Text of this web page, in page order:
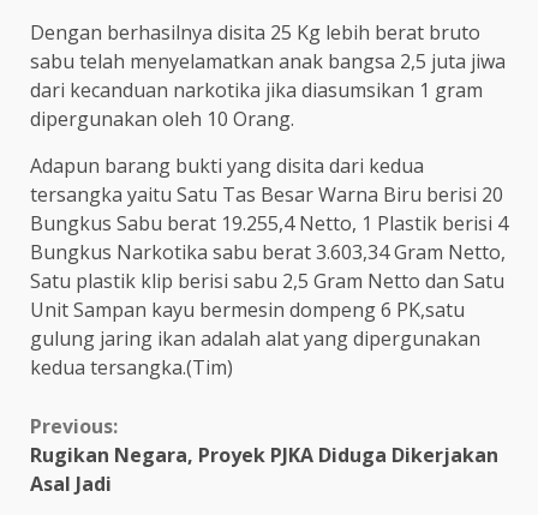
Dengan berhasilnya disita 25 Kg lebih berat bruto
sabu telah menyelamatkan anak bangsa 2,5 juta jiwa
dari kecanduan narkotika jika diasumsikan 1 gram
dipergunakan oleh 10 Orang.
Adapun barang bukti yang disita dari kedua
tersangka yaitu Satu Tas Besar Warna Biru berisi 20
Bungkus Sabu berat 19.255,4 Netto, 1 Plastik berisi 4
Bungkus Narkotika sabu berat 3.603,34 Gram Netto,
Satu plastik klip berisi sabu 2,5 Gram Netto dan Satu
Unit Sampan kayu bermesin dompeng 6 PK,satu
gulung jaring ikan adalah alat yang dipergunakan
kedua tersangka.(Tim)
Continue
Reading
Previous:
Rugikan Negara, Proyek PJKA Diduga Dikerjakan
Asal Jadi